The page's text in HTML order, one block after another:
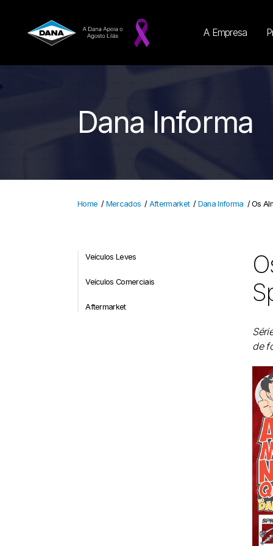
A Empresa
Dana Informa
Home / Mercados / Aftermarket / Dana Informa /Os
Veículos Leves
Veículos Comerciais
Aftermarket
de